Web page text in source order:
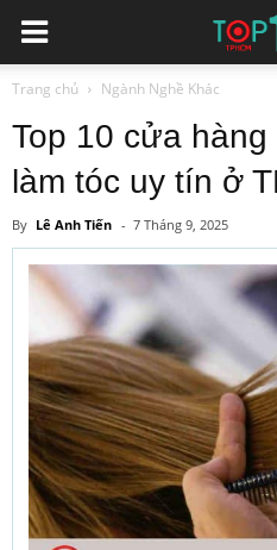
Trang chủ Ngành Nghề Khác
Top 10 cửa
làm tóc uy tín ở
By Lê Anh Tiến - 7 Tháng 9, 2025